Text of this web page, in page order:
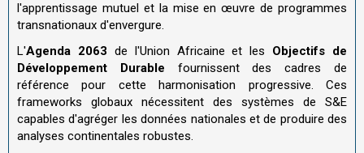
l'apprentissage mutuel et la mise en œuvre de programmes
transnationaux d'envergure.
L'Agenda 2063 de l'Union Africaine et les Objectifs de
Développement Durable fournissent des cadres de
référence pour cette harmonisation progressive. Ces
frameworks globaux nécessitent des systèmes de S&E
capables d'agréger les données nationales et de produire des
analyses continentales robustes.